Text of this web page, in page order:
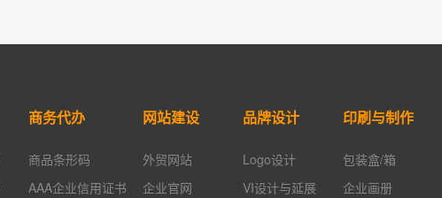
商务代办
商品条形码
AAA企业信用证书
网站建设
外贸网站
企业官网
品牌设计
Logo设计
VI设计与延展
印刷与制作
包装盒/箱
企业画册